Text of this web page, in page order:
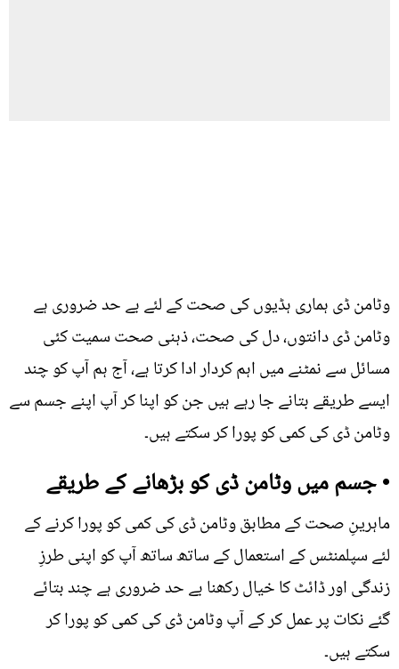
وٹامن ڈی ہماری ہڈیوں کی صحت کے لئے بے حد ضروری ہے
وٹامن ڈی دانتوں، دل کی صحت، ذہنی صحت سمیت کئی
مسائل سے نمٹنے میں اہم کردار ادا کرتا ہے، آج ہم آپ کو چند
ایسے طریقے بتانے جا رہے ہیں جن کو اپنا کر آپ اپنے جسم سے
وٹامن ڈی کی کمی کو پورا کر سکتے ہیں۔
• جسم میں وٹامن ڈی کو بڑھانے کے طریقے
ماہرینِ صحت کے مطابق وٹامن ڈی کی کمی کو پورا کرنے کے
لئے سپلمنٹس کے استعمال کے ساتھ ساتھ آپ کو اپنی طرزِ
زندگی اور ڈائٹ کا خیال رکھنا بے حد ضروری ہے چند بتائے
گئے نکات پر عمل کر کے آپ وٹامن ڈی کی کمی کو پورا کر
سکتے ہیں۔